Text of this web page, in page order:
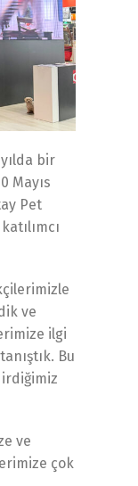
bir
Mayıs
Pet
ve
ilgi
Bu
ve
çok